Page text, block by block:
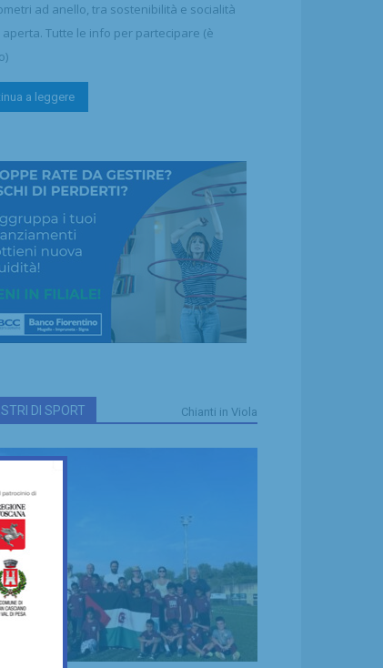
ad anello, tra sostenibilità e socialità
Tutte le info per partecipare (è
a leggere
DI SPORT Chianti in Viola